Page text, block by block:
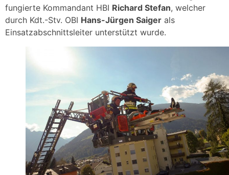
fungierte Kommandant HBI Richard Stefan, welcher
durch Kdt.-Stv. OBI Hans-Jürgen Saiger als
Einsatzabschnittsleiter unterstützt wurde.